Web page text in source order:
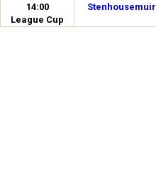
14:00
League Cup
Stenhousemuir